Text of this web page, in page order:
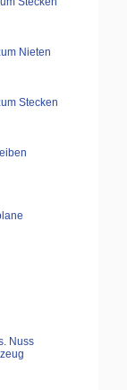
Nieten
Stecken
Nuss